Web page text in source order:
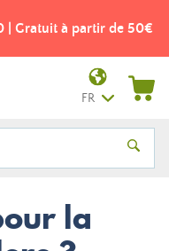
| Gratuit à partir de 50€
FR
la